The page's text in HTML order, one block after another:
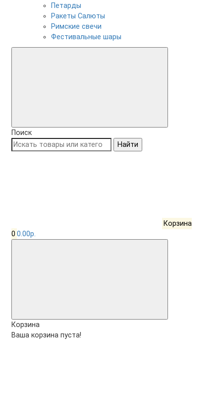
Петарды
Ракеты Салюты
Римские свечи
Фестивальные шары
Поиск
Найти
Корзина
0 0.00р.
Корзина
Ваша корзина пуста!